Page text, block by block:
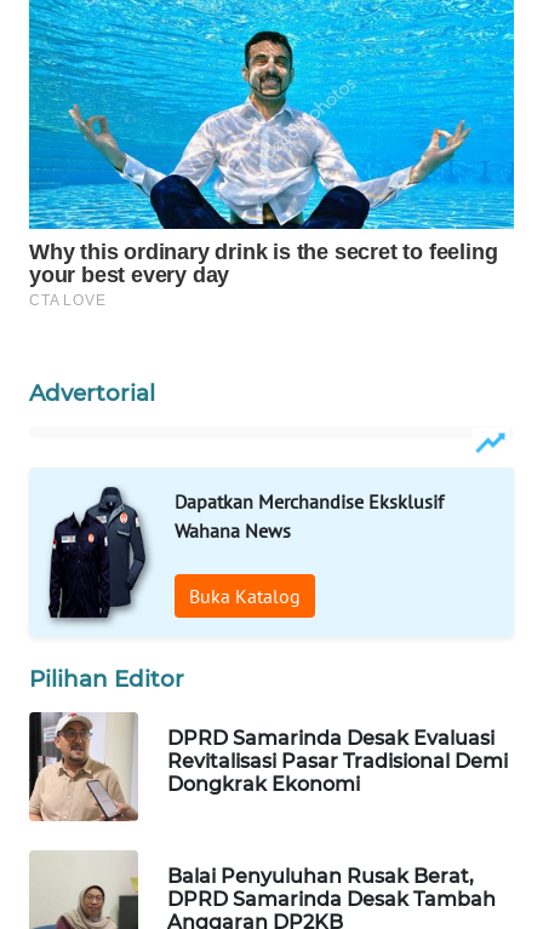
Advertorial
Dapatkan Merchandise Eksklusif
Wahana News
Buka Katalog
Pilihan Editor
DPRD Samarinda Desak Evaluasi
Revitalisasi Pasar Tradisional Demi
Dongkrak Ekonomi
Balai Penyuluhan Rusak Berat,
DPRD Samarinda Desak Tambah
Anggaran DP2KB
UMKM
WAHANA
SELEB
WAHANA
PERSONA
WAHANA
OTOMOTIF
WISATA
LAPAK
WAHANA
Wahana
Network
KONSUMEN
LISTRIK
MASYARAKAT
WALINKI